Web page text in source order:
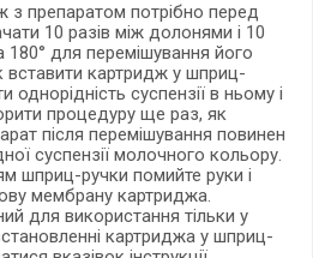
з препаратом потрібно перед
10 разів між долонями і 10
180° для перемішування його
вставити картридж у шприц-
однорідність суспензії в ньому і
процедуру ще раз, як
після перемішування повинен
суспензії молочного кольору.
шприц-ручки помийте руки і
мембрану картриджа.
для використання тільки у
картриджа у шприц-